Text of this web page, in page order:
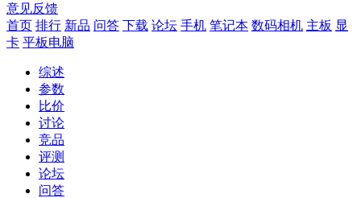
意见反馈
首页 排行 新品 问答 下载 论坛 手机 笔记本 数码相机 主板 显
卡 平板电脑
综述
参数
比价
讨论
竞品
评测
论坛
问答